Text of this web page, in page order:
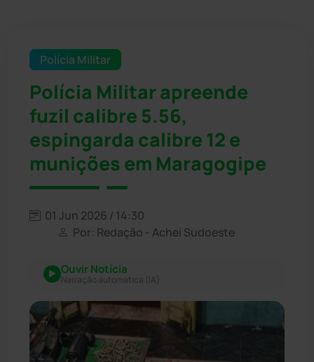
Polícia Militar
Polícia Militar apreende
fuzil calibre 5.56,
espingarda calibre 12 e
munições em Maragogipe
01 Jun 2026 / 14:30
Por: Redação - Achei Sudoeste
Ouvir Notícia
Narração automática (IA)